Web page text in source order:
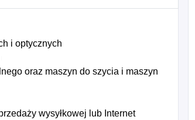
i optycznych
oraz maszyn do szycia i maszyn
wysyłkowej lub Internet